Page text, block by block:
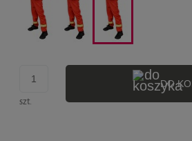
szt.
DO